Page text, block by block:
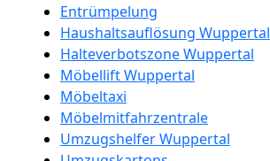
Entrümpelung
Haushaltsauflösung Wuppertal
Halteverbotszone Wuppertal
Möbellift Wuppertal
Möbeltaxi
Möbelmitfahrzentrale
Umzugshelfer Wuppertal